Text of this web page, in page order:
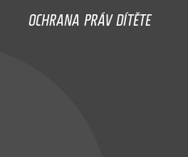
OCHRANA PRÁV DÍTĚTE